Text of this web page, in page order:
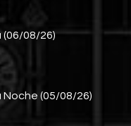
(06/08/26)
(05/08/26)